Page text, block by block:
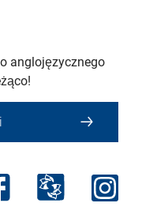
anglojęzycznego